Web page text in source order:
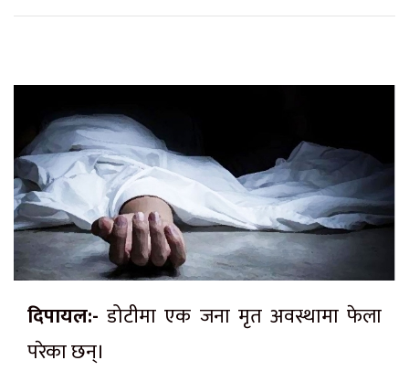
दिपायल:- डोटीमा एक जना मृत अवस्थामा फेला
परेका छन्।